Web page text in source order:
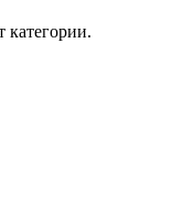
категории.